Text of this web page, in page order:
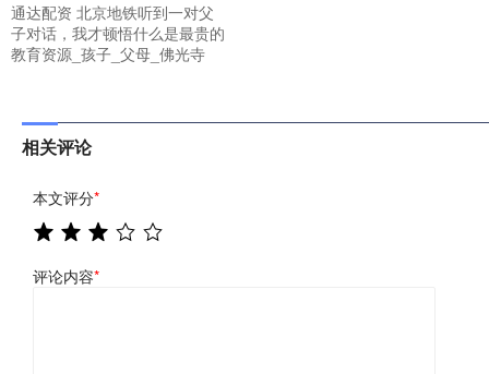
通达配资 北京地铁听到一对父
子对话，我才顿悟什么是最贵的
教育资源_孩子_父母_佛光寺
相关评论
本文评分*
评论内容*